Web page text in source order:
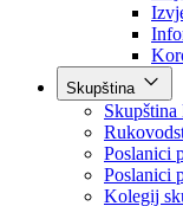
Skupština